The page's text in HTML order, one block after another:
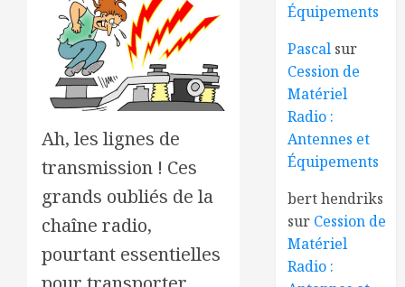
Ah, les lignes de
transmission ! Ces
grands oubliés de la
chaîne radio,
pourtant essentielles
Équipements
Pascal sur
Cession de
Matériel
Radio :
Antennes et
Équipements
bert hendriks
sur Cession de
Matériel
Radio :